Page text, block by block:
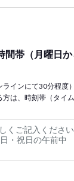
間帯（月曜日
インにて30分程度
方は、時刻帯（タイ